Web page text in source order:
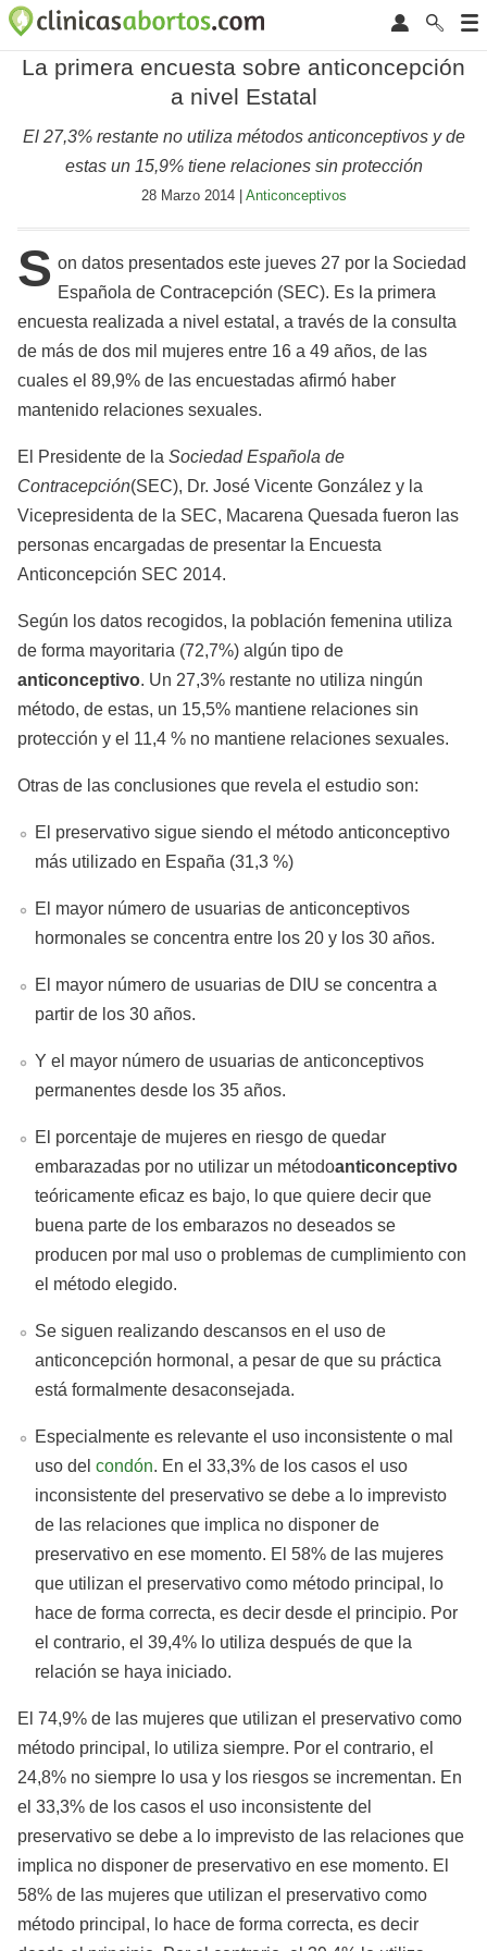
La primera encuesta sobre anticoncepción
a nivel Estatal
El 27,3% restante no utiliza métodos anticonceptivos y de
estas un 15,9% tiene relaciones sin protección
28 Marzo 2014 | Anticonceptivos
S on datos presentados este jueves 27 por la Sociedad
Española de Contracepción (SEC). Es la primera
encuesta realizada a nivel estatal, a través de la consulta
de más de dos mil mujeres entre 16 a 49 años, de las
cuales el 89,9% de las encuestadas afirmó haber
mantenido relaciones sexuales.
El Presidente de la Sociedad Española de
Contracepción(SEC), Dr. José Vicente González y la
Vicepresidenta de la SEC, Macarena Quesada fueron las
personas encargadas de presentar la Encuesta
Anticoncepción SEC 2014.
Según los datos recogidos, la población femenina utiliza
de forma mayoritaria (72,7%) algún tipo de
anticonceptivo. Un 27,3% restante no utiliza ningún
método, de estas, un 15,5% mantiene relaciones sin
protección y el 11,4 % no mantiene relaciones sexuales.
Otras de las conclusiones que revela el estudio son:
El preservativo sigue siendo el método anticonceptivo
más utilizado en España (31,3 %)
El mayor número de usuarias de anticonceptivos
hormonales se concentra entre los 20 y los 30 años.
El mayor número de usuarias de DIU se concentra a
partir de los 30 años.
Y el mayor número de usuarias de anticonceptivos
permanentes desde los 35 años.
El porcentaje de mujeres en riesgo de quedar
embarazadas por no utilizar un métodoanticonceptivo
teóricamente eficaz es bajo, lo que quiere decir que
buena parte de los embarazos no deseados se
producen por mal uso o problemas de cumplimiento con
el método elegido.
Se siguen realizando descansos en el uso de
anticoncepción hormonal, a pesar de que su práctica
está formalmente desaconsejada.
Especialmente es relevante el uso inconsistente o mal
uso del condón. En el 33,3% de los casos el uso
inconsistente del preservativo se debe a lo imprevisto
de las relaciones que implica no disponer de
preservativo en ese momento. El 58% de las mujeres
que utilizan el preservativo como método principal, lo
hace de forma correcta, es decir desde el principio. Por
el contrario, el 39,4% lo utiliza después de que la
relación se haya iniciado.
El 74,9% de las mujeres que utilizan el preservativo como
método principal, lo utiliza siempre. Por el contrario, el
24,8% no siempre lo usa y los riesgos se incrementan. En
el 33,3% de los casos el uso inconsistente del
preservativo se debe a lo imprevisto de las relaciones que
implica no disponer de preservativo en ese momento. El
58% de las mujeres que utilizan el preservativo como
método principal, lo hace de forma correcta, es decir